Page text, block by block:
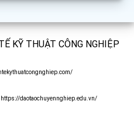
KỸ THUẬT CÔNG NGHIỆP
https://daotaochuyennghiep.edu.vn/